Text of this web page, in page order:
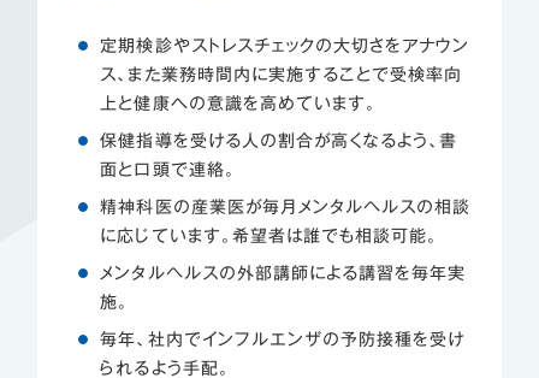
定期検診やストレスチェックの大切さをアナウン
ス、また業務時間内に実施することで受検率向
上と健康への意識を高めています。
保健指導を受ける人の割合が高くなるよう、書
面と口頭で連絡。
精神科医の産業医が毎月メンタルヘルスの相談
に応じています。希望者は誰でも相談可能。
メンタルヘルスの外部講師による講習を毎年実
施。
毎年、社内でインフルエンザの予防接種を受け
られるよう手配。